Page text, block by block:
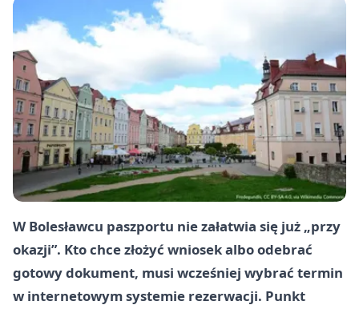
W Bolesławcu paszportu nie załatwia się już „przy
okazji”. Kto chce złożyć wniosek albo odebrać
gotowy dokument, musi wcześniej wybrać termin
w internetowym systemie rezerwacji. Punkt